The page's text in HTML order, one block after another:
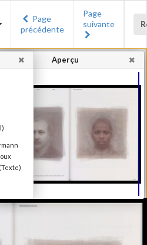
Page
précédente
Page
suivante
Aperçu